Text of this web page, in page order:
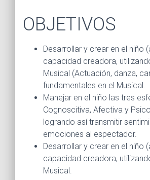
OBJETIVOS
Desarrollar y crear en el niño
capacidad creadora,
Musical (Actuación, danza,
fundamentales en el Musical.
Manejar en el niño las tres
Cognoscitiva, Afectiva y
logrando así transmitir
emociones al espectador.
Desarrollar y crear en el niño
capacidad creadora,
Musical.